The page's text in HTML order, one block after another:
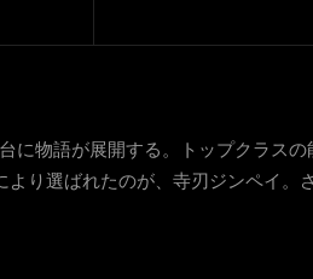
に物語が展開する。トップクラス
より選ばれたのが、寺刃ジンペイ